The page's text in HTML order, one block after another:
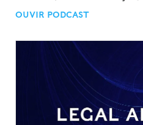
OUVIR PODCAST